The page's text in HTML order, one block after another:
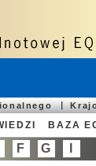
BAZA
F G